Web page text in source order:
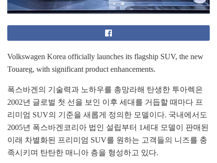
Volkswagen Korea officially launches its flagship SUV, the new
Touareg, with significant product enhancements.
폭스바겐의 기술력과 노하우를 총망라해 탄생한 투아렉은
2002년 글로벌 첫 선을 보인 이후 세대를 거듭할 때마다 프
리미엄 SUV의 기준을 새롭게 정의한 모델이다. 국내에서도
2005년 폭스바겐코리아 법인 설립부터 1세대 모델이 판매된
이래 차별화된 프리미엄 SUV를 원하는 고객들의 니즈를 충
족시키며 탄탄한 매니아 층을 형성하고 있다.